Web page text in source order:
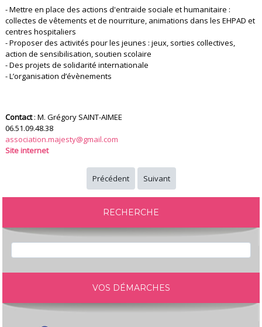
- Mettre en place des actions d'entraide sociale et humanitaire :
collectes de vêtements et de nourriture, animations dans les EHPAD et
centres hospitaliers
- Proposer des activités pour les jeunes : jeux, sorties collectives,
action de sensibilisation, soutien scolaire
- Des projets de solidarité internationale
- L’organisation d’évènements
Contact: M. Grégory SAINT-AIMEE
06.51.09.48.38
association.majesty@gmail.com
Site internet
Précédent Suivant
RECHERCHE
VOS DÉMARCHES